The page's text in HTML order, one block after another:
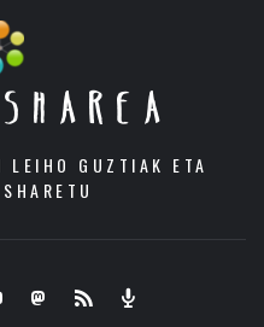
LEIHO GUZTIAK ETA
Mastodon.eus
RSS Podcast